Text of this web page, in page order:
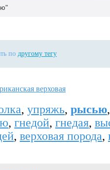
по другому тегу
верховая
, упряжь, рысью
, гнедой, гнедая,
, верховая порода,